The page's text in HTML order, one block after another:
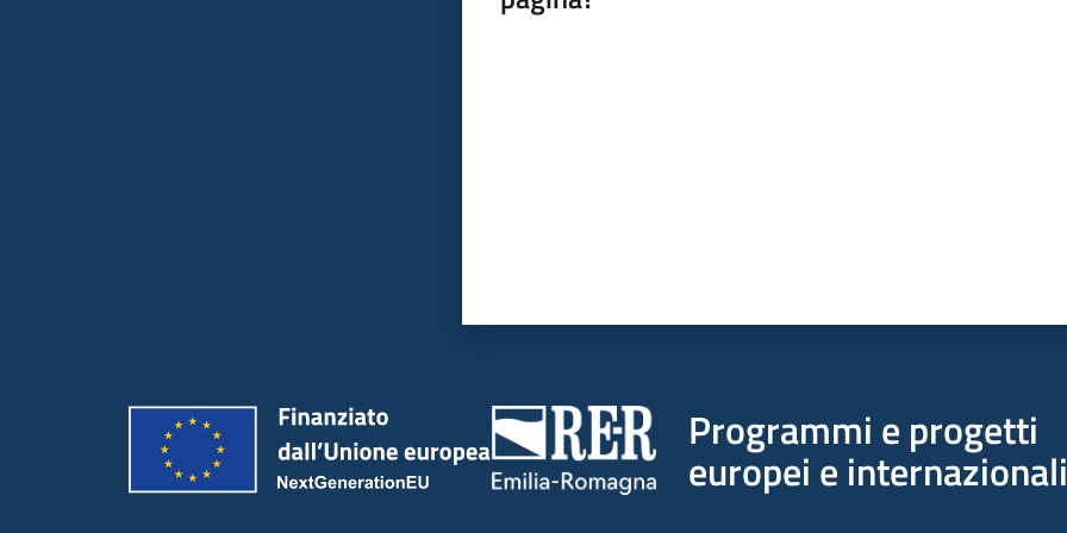
Programmi e progetti
europei e